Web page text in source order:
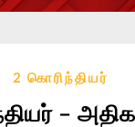
2 கொரிந்தியர்
–